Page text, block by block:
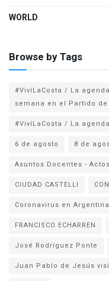
WORLD
Browse by Tags
#VivíLaCosta / La
semana en el Partido de
#VivíLaCosta / La
6 de agosto
8 de
Asuntos Docentes -
CIUDAD CASTELLI
Coronavirus en Argentina
FRANCISCO ECHARREN
José Rodríguez Ponte